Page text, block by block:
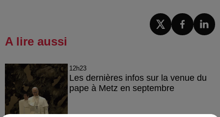
A lire aussi
12h23
Les dernières infos sur la venue du
pape à Metz en septembre